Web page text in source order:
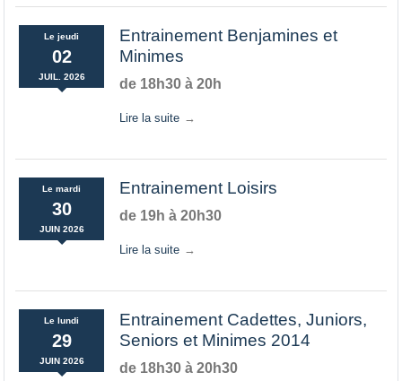
Lejeudi
02
JUIL. 2026
Entrainement Benjamines et
Minimes
de 18h30 à 20h
Lire la suite
Lemardi
30
JUIN 2026
Entrainement Loisirs
de 19h à 20h30
Lire la suite
Lelundi
29
JUIN 2026
Entrainement Cadettes, Juniors,
Seniors et Minimes 2014
de 18h30 à 20h30